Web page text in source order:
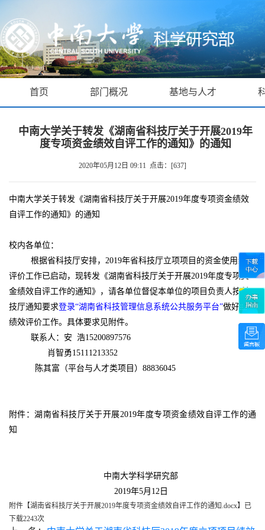
首页 部门概况 基地与人才
中南大学关于转发《湖南省科技厅关于开展2019年
度专项资金绩效自评工作的通知》的通知
2020年05月12日 09:11 点击：[637]
中南大学关于转发《湖南省科技厅关于开展2019年度专项资金绩效
自评工作的通知》的通知
校内各单位：
根据省科技厅安排， 2019年省科技厅立项项目的资金使用绩效
评价工作已启动，现转发《湖南省科技厅关于开展2019年度专项资
金绩效自评工作的通知》，请各单位督促本单位的项目负责人按科
技厅通知要求登录“湖南省科技管理信息系统公共服务平台”做好项目
绩效评价工作。具体要求见附件。
联系人：安 浩15200897576
肖智勇15111213352
陈其富（平台与人才类项目） 88836045
附件：湖南省科技厅关于开展2019年度专项资金绩效自评工作的通
知
中南大学科学研究部
2019年5月 12日
附件【湖南省科技厅关于开展2019年度专项资金绩效自评工作的通知.docx】已
下载2243次